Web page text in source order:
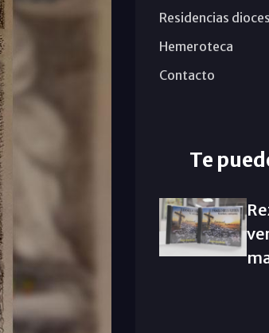
Residencias
Hemeroteca
Contacto
Te